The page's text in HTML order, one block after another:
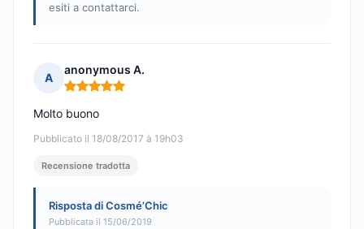
esiti a contattarci.
A
anonymous A.
Nota: 5 su 5
Pubblicato il 18/08/2017 à 19h03
Molto buono
Recensione tradotta
Risposta di Cosmé’Chic
Pubblicata il 15/06/2019